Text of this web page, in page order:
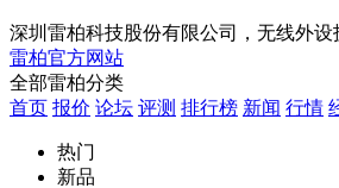
深圳雷柏科技股份有限公司，无线外
雷柏官方网站
全部雷柏分类
首页 报价 论坛 评测 排行榜 新闻 行情
热门
新品